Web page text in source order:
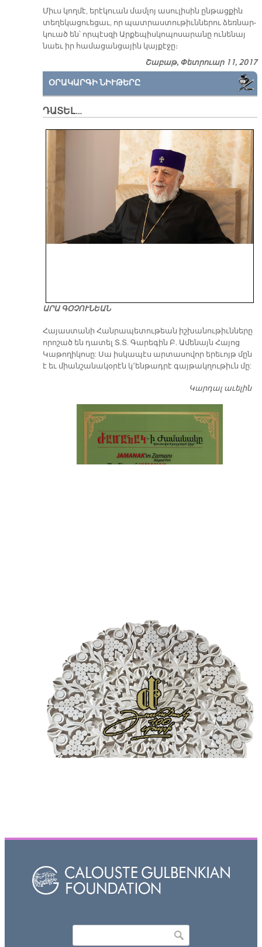
Միւս կող­մէ, ե­րէ­կուան մամ­լոյ ա­սու­լի­սին ըն­թաց­քին
տե­ղե­կա­ցուե­ցաւ, որ պատ­րաս­տու­թիւն­նե­րու ձեռնար­
կուած են՝ որ­պէս­զի Ար­քե­պիս­կո­պո­սա­րա­նը ու­նե­նայ
նաեւ իր հա­մա­ցան­ցա­յին կայ­քէ­ջը։
Շաբաթ, Փետրուար 11, 2017
ՕՐԱԿԱՐԳԻ ՆԻՒԹԵՐԸ
ԴԱՏԵԼ…
ԱՐԱ ԳՕՉՈՒՆԵԱՆ
​Հայաստանի Հանրապետութեան իշխանութիւնները
որոշած են դատել Տ.Տ. Գարեգին Բ. Ամենայն Հայոց
Կաթողիկոսը: Սա իսկապէս արտասովոր երեւոյթ մըն
է եւ միանշանակօրէն կ՚ենթադրէ գայթակղութիւն մը:
Կարդալ աւելին